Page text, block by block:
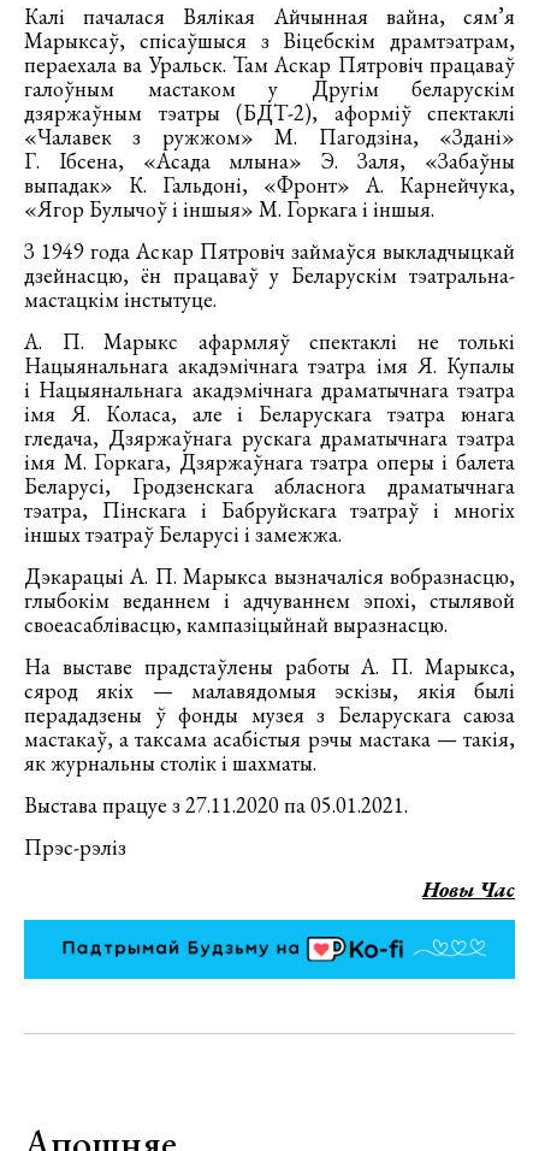
Калі пачалася Вялікая Айчынная вайна, сям’я
Марыксаў, спісаўшыся з Віцебскім драмтэатрам,
пераехала ва Уральск. Там Аскар Пятровіч працаваў
галоўным мастаком у Другім беларускім
дзяржаўным тэатры (БДТ-2), аформіў спектаклі
«Чалавек з ружжом» М. Пагодзіна, «Здані»
Г. Ібсена, «Асада млына» Э. Заля, «Забаўны
выпадак» К. Гальдоні, «Фронт» А. Карнейчука,
«Ягор Булычоў і іншыя» М. Горкага і іншыя.
З 1949 года Аскар Пятровіч займаўся выкладчыцкай
дзейнасцю, ён працаваў у Беларускім тэатральна-
мастацкім інстытуце.
А. П. Марыкс афармляў спектаклі не толькі
Нацыянальнага акадэмічнага тэатра імя Я. Купалы
і Нацыянальнага акадэмічнага драматычнага тэатра
імя Я. Коласа, але і Беларускага тэатра юнага
гледача, Дзяржаўнага рускага драматычнага тэатра
імя М. Горкага, Дзяржаўнага тэатра оперы і балета
Беларусі, Гродзенскага абласнога драматычнага
тэатра, Пінскага і Бабруйскага тэатраў і многіх
іншых тэатраў Беларусі і замежжа.
Дэкарацыі А. П. Марыкса вызначаліся вобразнасцю,
глыбокім веданнем і адчуваннем эпохі, стылявой
своеасаблівасцю, кампазіцыйнай выразнасцю.
На выставе прадстаўлены работы А. П. Марыкса,
сярод якіх — малавядомыя эскізы, якія былі
перададзены ў фонды музея з Беларускага саюза
мастакаў, а таксама асабістыя рэчы мастака — такія,
як журнальны столік і шахматы.
Выстава працуе з 27.11.2020 па 05.01.2021.
Прэс-рэліз
Новы Час